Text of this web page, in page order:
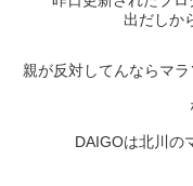
出だしか
親が反対してんならマ
DAIGOは北川の